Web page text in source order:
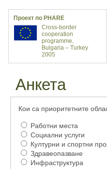
Проект по PHARE
Cross-border
cooperation
programme,
Bulgaria – Turkey
2005
Анкета
Кои са приоритетните
Работни места
Социални услуги
Културни и спортни
Здравеопазване
Инфраструктура